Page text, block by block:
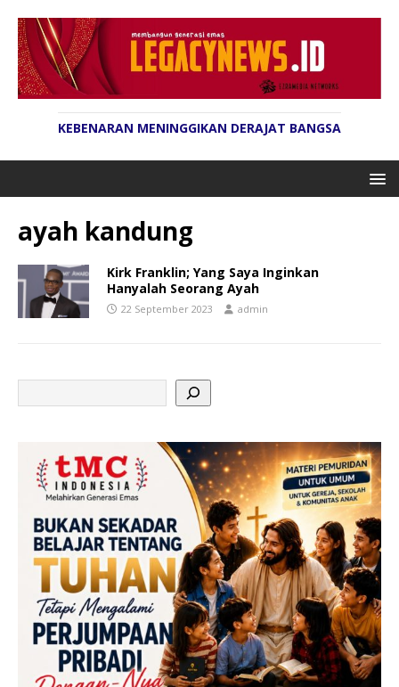
KEBENARAN MENINGGIKAN DERAJAT BANGSA
ayah kandung
Kirk Franklin; Yang Saya Inginkan
Hanyalah Seorang Ayah
22 September 2023 admin